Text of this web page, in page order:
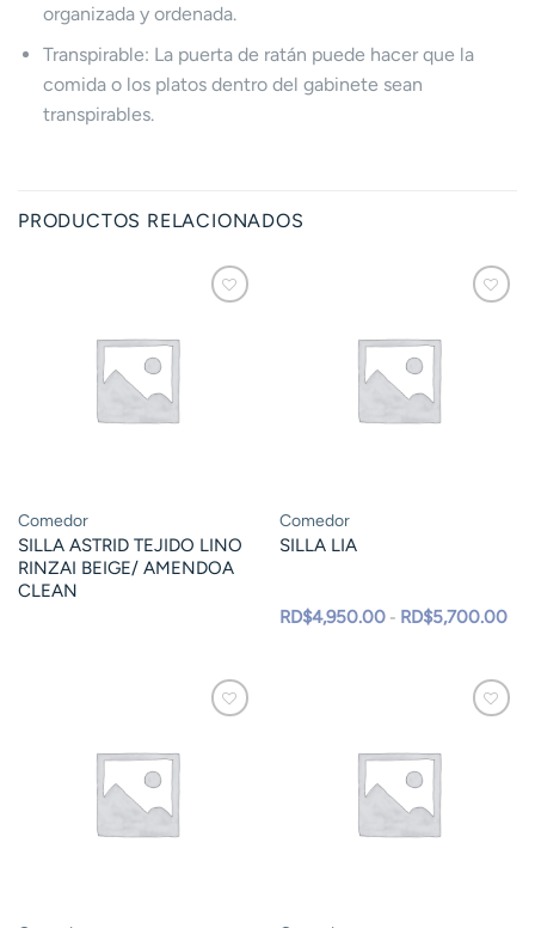
organizada y ordenada.
Transpirable: La puerta de ratán puede hacer que la
comida o los platos dentro del gabinete sean
transpirables.
PRODUCTOS RELACIONADOS
Comedor
SILLA ASTRID TEJIDO LINO
RINZAI BEIGE/ AMENDOA
CLEAN
Comedor
SILLA LIA
RD$4,950.00 - RD$5,700.00de